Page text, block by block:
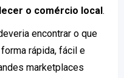
o comércio local.
encontrar o que
rápida, fácil e
marketplaces